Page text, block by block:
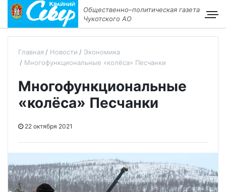
Общественно–политическая газета
Чукотского АО
Главная Новости
Экономика
Многофункциональные «колёса» Песчанки
Многофункциональные
«колёса» Песчанки
22 октября 2021